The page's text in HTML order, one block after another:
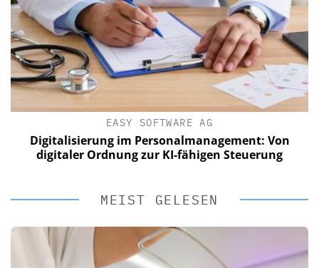
EASY SOFTWARE AG
Digitalisierung im Personalmanagement: Von
digitaler Ordnung zur KI-fähigen Steuerung
MEIST GELESEN